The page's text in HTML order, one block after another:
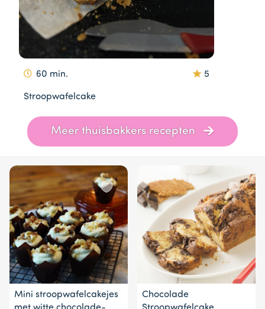
60 min. 5
Stroopwafelcake
Meer thuisbakkers recepten
Mini stroopwafelcakejes
Chocolade